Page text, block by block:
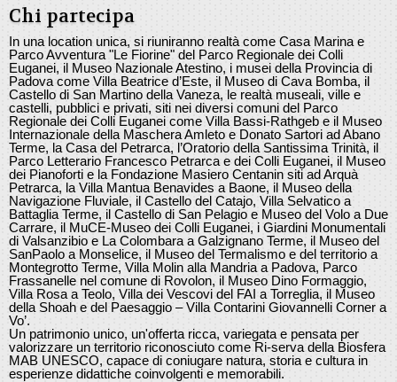
Chi partecipa
In una location unica, si riuniranno realtà come Casa Marina e
Parco Avventura "Le Fiorine" del Parco Regionale dei Colli
Euganei, il Museo Nazionale Atestino, i musei della Provincia di
Padova come Villa Beatrice d’Este, il Museo di Cava Bomba, il
Castello di San Martino della Vaneza, le realtà museali, ville e
castelli, pubblici e privati, siti nei diversi comuni del Parco
Regionale dei Colli Euganei come Villa Bassi-Rathgeb e il Museo
Internazionale della Maschera Amleto e Donato Sartori ad Abano
Terme, la Casa del Petrarca, l’Oratorio della Santissima Trinità, il
Parco Letterario Francesco Petrarca e dei Colli Euganei, il Museo
dei Pianoforti e la Fondazione Masiero Centanin siti ad Arquà
Petrarca, la Villa Mantua Benavides a Baone, il Museo della
Navigazione Fluviale, il Castello del Catajo, Villa Selvatico a
Battaglia Terme, il Castello di San Pelagio e Museo del Volo a Due
Carrare, il MuCE-Museo dei Colli Euganei, i Giardini Monumentali
di Valsanzibio e La Colombara a Galzignano Terme, il Museo del
SanPaolo a Monselice, il Museo del Termalismo e del territorio a
Montegrotto Terme, Villa Molin alla Mandria a Padova, Parco
Frassanelle nel comune di Rovolon, il Museo Dino Formaggio,
Villa Rosa a Teolo, Villa dei Vescovi del FAI a Torreglia, il Museo
della Shoah e del Paesaggio – Villa Contarini Giovannelli Corner a
Vo’.
Un patrimonio unico, un'offerta ricca, variegata e pensata per
valorizzare un territorio riconosciuto come Ri-serva della Biosfera
MAB UNESCO, capace di coniugare natura, storia e cultura in
esperienze didattiche coinvolgenti e memorabili.